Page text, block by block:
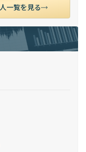
一覧を見る